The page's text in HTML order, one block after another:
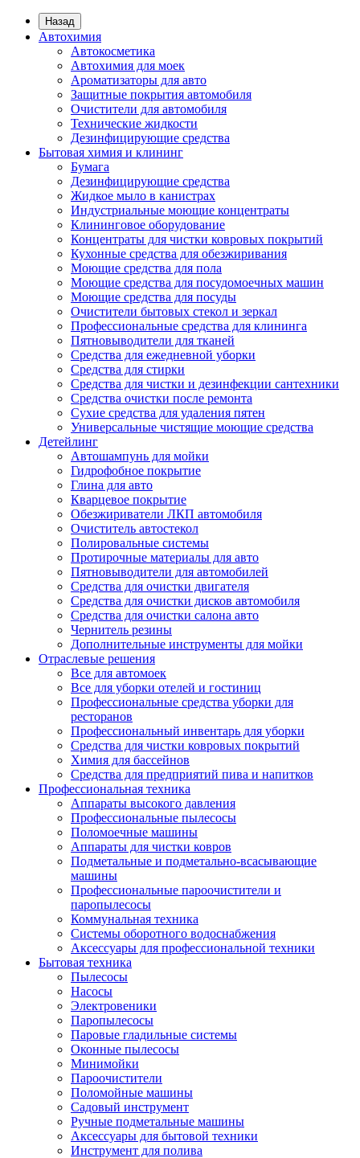
Назад
Автохимия
Автокосметика
Автохимия для моек
Ароматизаторы для авто
Защитные покрытия автомобиля
Очистители для автомобиля
Технические жидкости
Дезинфицирующие средства
Бытовая химия и клининг
Бумага
Дезинфицирующие средства
Жидкое мыло в канистрах
Индустриальные моющие концентраты
Клининговое оборудование
Концентраты для чистки ковровых покрытий
Кухонные средства для обезжиривания
Моющие средства для пола
Моющие средства для посудомоечных машин
Моющие средства для посуды
Очистители бытовых стекол и зеркал
Профессиональные средства для клининга
Пятновыводители для тканей
Средства для ежедневной уборки
Средства для стирки
Средства для чистки и дезинфекции сантехники
Средства очистки после ремонта
Сухие средства для удаления пятен
Универсальные чистящие моющие средства
Детейлинг
Автошампунь для мойки
Гидрофобное покрытие
Глина для авто
Кварцевое покрытие
Обезжириватели ЛКП автомобиля
Очиститель автостекол
Полировальные системы
Протирочные материалы для авто
Пятновыводители для автомобилей
Средства для очистки двигателя
Средства для очистки дисков автомобиля
Средства для очистки салона авто
Чернитель резины
Дополнительные инструменты для мойки
Отраслевые решения
Все для автомоек
Все для уборки отелей и гостиниц
Профессиональные средства уборки для
ресторанов
Профессиональный инвентарь для уборки
Средства для чистки ковровых покрытий
Химия для бассейнов
Cредства для предприятий пива и напитков
Профессиональная техника
Аппараты высокого давления
Профессиональные пылесосы
Поломоечные машины
Аппараты для чистки ковров
Подметальные и подметально-всасывающие
машины
Профессиональные пароочистители и
паропылесосы
Коммунальная техника
Системы оборотного водоснабжения
Аксессуары для профессиональной техники
Бытовая техника
Пылесосы
Насосы
Электровеники
Паропылесосы
Паровые гладильные системы
Оконные пылесосы
Минимойки
Пароочистители
Поломойные машины
Садовый инструмент
Ручные подметальные машины
Аксессуары для бытовой техники
Инструмент для полива